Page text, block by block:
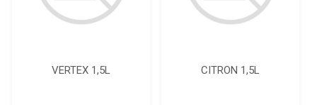
VERTEX 1,5L CITRON 1,5L